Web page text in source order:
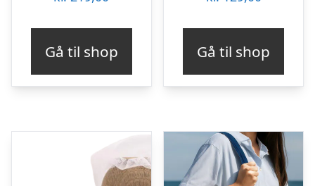
Gå til shop Gå til shop